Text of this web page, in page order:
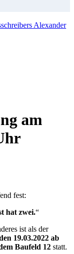
Alexander
am
fest:
hat zwei.“
ist als der
19.03.2022 ab
Baufeld 12 statt.